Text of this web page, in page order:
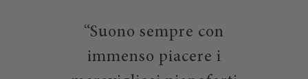
“Suono sempre con
immenso piacere i